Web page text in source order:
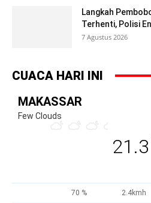
Langkah
Terhenti, Polisi
7 Agustus 2026
CUACA HARI INI
MAKASSAR
Few Clouds
21.3
70 % 2.4kmh